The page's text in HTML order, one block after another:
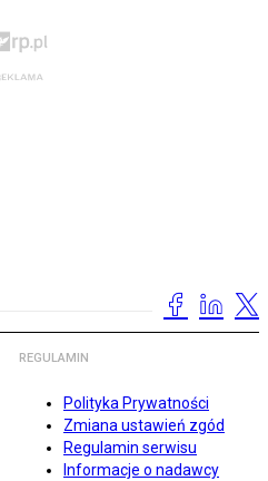
REGULAMIN
Polityka Prywatności
Zmiana ustawień zgód
Regulamin serwisu
Informacje o nadawcy